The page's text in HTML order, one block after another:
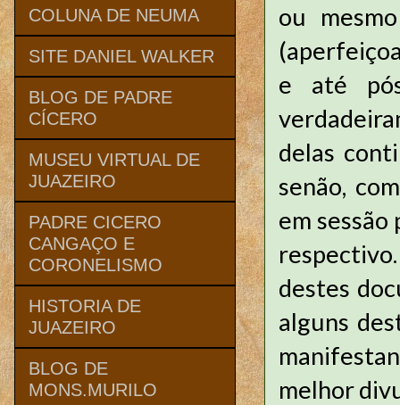
ou
e até
delas
senão,
em
destes
alguns
melhor
COLUNA DE NEUMA
SITE DANIEL WALKER
BLOG DE PADRE
CÍCERO
MUSEU VIRTUAL DE
JUAZEIRO
PADRE CICERO
CANGAÇO E
CORONELISMO
HISTORIA DE
JUAZEIRO
BLOG DE
MONS.MURILO